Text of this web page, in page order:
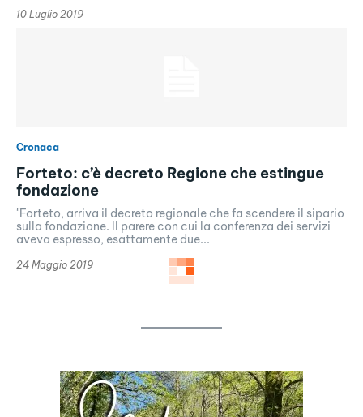
10 Luglio 2019
Cronaca
Forteto: c’è decreto Regione che estingue
fondazione
"Forteto, arriva il decreto regionale che fa scendere il sipario
sulla fondazione. Il parere con cui la conferenza dei servizi
aveva espresso, esattamente due...
24 Maggio 2019